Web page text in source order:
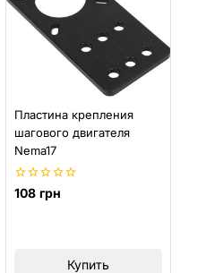
Пластина крепления
шагового двигателя
Nema17
0
108 грн
Купить